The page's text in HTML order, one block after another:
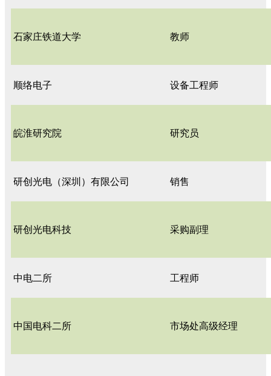
石家庄铁道大学 教师
顺络电子 设备工程师
皖淮研究院 研究员
研创光电（深圳）有限公司 销售
研创光电科技 采购副理
中电二所 工程师
中国电科二所 市场处高级经理